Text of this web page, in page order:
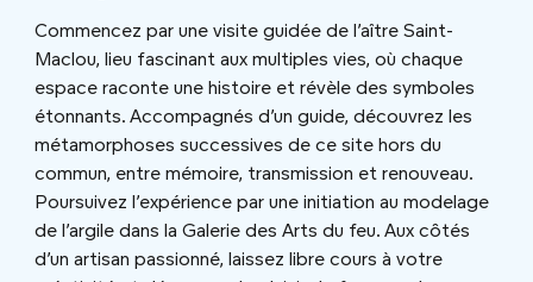
Commencez par une visite guidée de l’aître Saint-
Maclou, lieu fascinant aux multiples vies, où chaque
espace raconte une histoire et révèle des symboles
étonnants. Accompagnés d’un guide, découvrez les
métamorphoses successives de ce site hors du
commun, entre mémoire, transmission et renouveau.
Poursuivez l’expérience par une initiation au modelage
de l’argile dans la Galerie des Arts du feu. Aux côtés
d’un artisan passionné, laissez libre cours à votre